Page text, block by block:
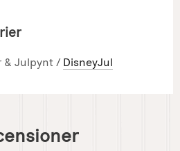
& Julpynt / DisneyJul